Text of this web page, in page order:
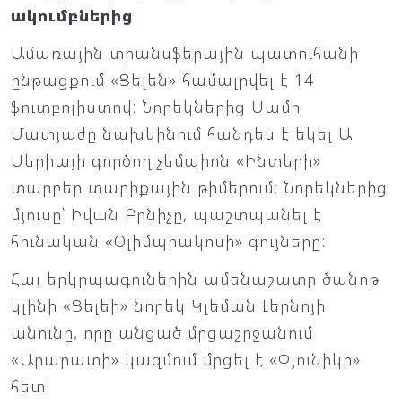
ակումբներից
Ամառային տրանսֆերային պատուհանի
ընթացքում «Ցելեն» համալրվել է 14
ֆուտբոլիստով: Նորեկներից Սամո
Մատյաժը նախկինում հանդես է եկել Ա
Սերիայի գործող չեմպիոն «Ինտերի»
տարբեր տարիքային թիմերում: Նորեկներից
մյուսը՝ Իվան Բրնիչը, պաշտպանել է
հունական «Օլիմպիակոսի» գույները:
Հայ երկրպագուներին ամենաշատը ծանոթ
կլինի «Ցելեի» նորեկ Կլեման Լերնոյի
անունը, որը անցած մրցաշրջանում
«Արարատի» կազմում մրցել է «Փյունիկի»
հետ: